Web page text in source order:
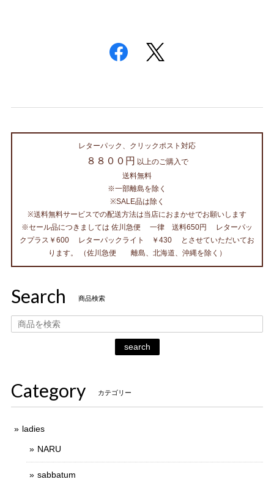
レターパック、クリックポスト対応
８８００円 以上のご購入で
送料無料
※一部離島を除く
※SALE品は除く
※送料無料サービスでの配送方法は当店におまかせでお願いします
※セール品につきましては 佐川急便 一律 送料650円 レターパッ
クプラス￥600 レターパックライト ￥430 とさせていただいてお
ります。 （佐川急便 離島、北海道、沖縄を除く）
Search 商品検索
search
Category カテゴリー
ladies
NARU
sabbatum